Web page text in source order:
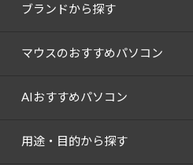
ブランドから探す
マウスのおすすめパソコン
AIおすすめパソコン
用途・目的から探す